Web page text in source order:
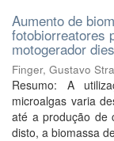
Aumento de
fotobiorreatores
motogerador
Finger, Gustavo
Resumo: A
microalgas varia
até a produção de
disto, a biomassa